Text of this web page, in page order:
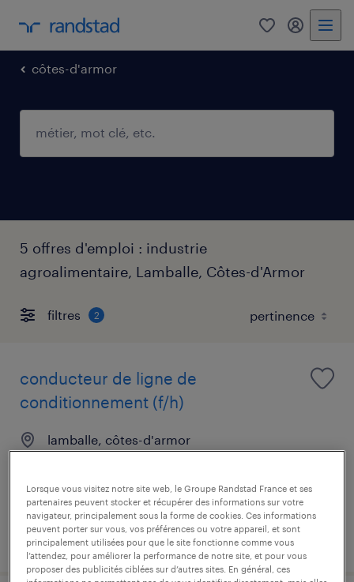
0 mon
côtes-d'armor
5 offres d'emploi : industrie
agroalimentaire, Lamballe, Côtes-d'Armor
filtres 2
conducteur de ligne de
conditionnement (f/h)
lamballe, côtes-d'armor
13,00 € par heure
publié le 23 juillet 2026
Lorsque vous visitez notre site web, le Groupe Randstad France et ses
partenaires peuvent stocker et récupérer des informations sur votre
navigateur, principalement sous la forme de cookies. Ces informations
peuvent porter sur vous, vos préférences ou votre appareil, et sont
principalement utilisées pour que le site fonctionne comme vous
l’attendez, pour améliorer la performance de notre site, et pour vous
proposer des publicités ciblées sur d’autres sites. En général, ces